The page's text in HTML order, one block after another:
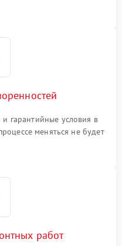
гарантийные условия в
меняться не будет
работ